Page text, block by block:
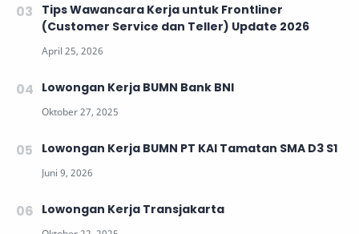
Tips Wawancara Kerja untuk Frontliner
(Customer Service dan Teller) Update 2026
Lowongan Kerja BUMN Bank BNI
Lowongan Kerja BUMN PT KAI Tamatan SMA D3 S1
Lowongan Kerja Transjakarta